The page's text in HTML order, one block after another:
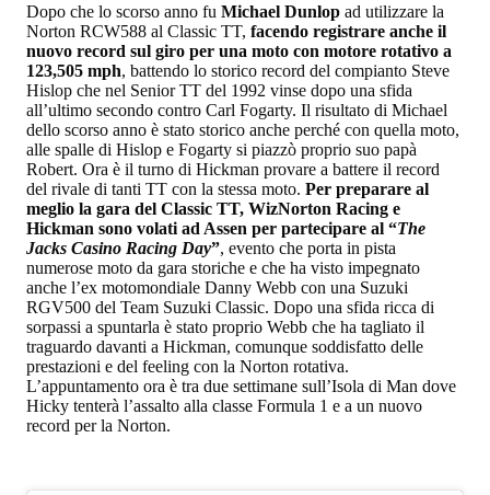
Dopo che lo scorso anno fu Michael Dunlop ad utilizzare la
Norton RCW588 al Classic TT, facendo registrare anche il
nuovo record sul giro per una moto con motore rotativo a
123,505 mph, battendo lo storico record del compianto Steve
Hislop che nel Senior TT del 1992 vinse dopo una sfida
all’ultimo secondo contro Carl Fogarty. Il risultato di Michael
dello scorso anno è stato storico anche perché con quella moto,
alle spalle di Hislop e Fogarty si piazzò proprio suo papà
Robert. Ora è il turno di Hickman provare a battere il record
del rivale di tanti TT con la stessa moto. Per preparare al
meglio la gara del Classic TT, WizNorton Racing e
Hickman sono volati ad Assen per partecipare al “The
Jacks Casino Racing Day”, evento che porta in pista
numerose moto da gara storiche e che ha visto impegnato
anche l’ex motomondiale Danny Webb con una Suzuki
RGV500 del Team Suzuki Classic. Dopo una sfida ricca di
sorpassi a spuntarla è stato proprio Webb che ha tagliato il
traguardo davanti a Hickman, comunque soddisfatto delle
prestazioni e del feeling con la Norton rotativa.
L’appuntamento ora è tra due settimane sull’Isola di Man dove
Hicky tenterà l’assalto alla classe Formula 1 e a un nuovo
record per la Norton.